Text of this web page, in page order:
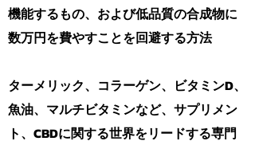
機能するもの、および低品質の合成物に
数万円を費やすことを回避する方法
ターメリック、コラーゲン、ビタミンD、
魚油、マルチビタミンなど、サプリメン
ト、CBDに関する世界をリードする専門